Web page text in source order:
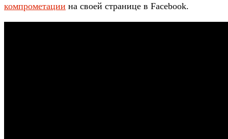
компрометации на своей странице в Facebook.